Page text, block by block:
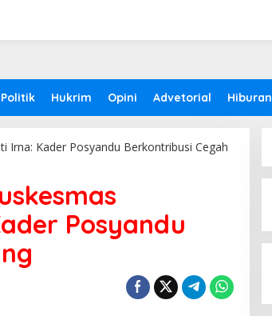
Politik Hukrim Opini Advetorial Hiburan
Irna: Kader Posyandu Berkontribusi Cegah
Posyandu